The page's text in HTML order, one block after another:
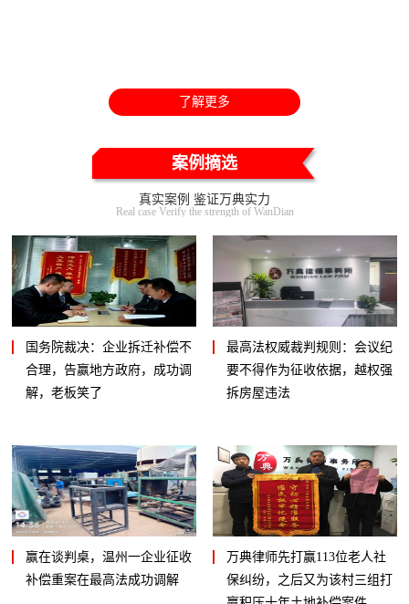
了解更多
案例摘选
真实案例 鉴证万典实力
Real case Verify the strength of WanDian
国务院裁决：企业拆迁补偿不
合理，告赢地方政府，成功调
解，老板笑了
最高法权威裁判规则：会议纪
要不得作为征收依据，越权强
拆房屋违法
赢在谈判桌，温州一企业征收
补偿重案在最高法成功调解
万典律师先打赢113位老人社
保纠纷，之后又为该村三组打